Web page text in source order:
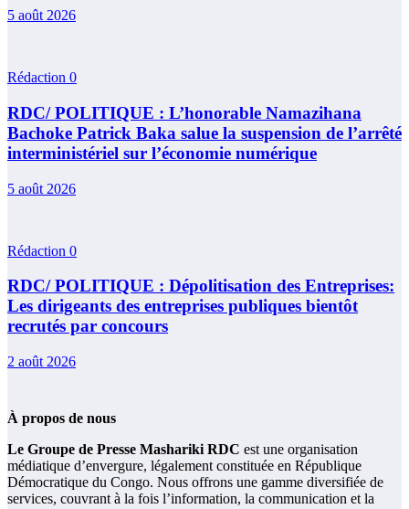
5 août 2026
Rédaction 0
RDC/ POLITIQUE : L’honorable Namazihana
Bachoke Patrick Baka salue la suspension de l’arrêté
interministériel sur l’économie numérique
5 août 2026
Rédaction 0
RDC/ POLITIQUE : Dépolitisation des Entreprises:
Les dirigeants des entreprises publiques bientôt
recrutés par concours
2 août 2026
À propos de nous
Le Groupe de Presse Mashariki RDC est une organisation
médiatique d’envergure, légalement constituée en République
Démocratique du Congo. Nous offrons une gamme diversifiée de
services, couvrant à la fois l’information, la communication et la